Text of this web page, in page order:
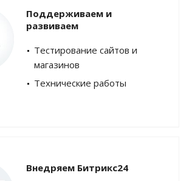
Поддерживаем и
развиваем
Тестирование сайтов и
магазинов
Технические работы
Внедряем Битрикс24